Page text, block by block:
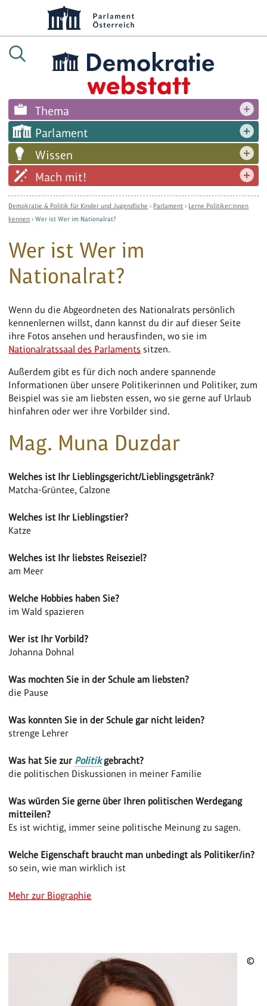
Thema
Parlament
Wissen
Mach mit!
Demokratie & Politik für Kinder und Jugendliche › Parlament › Lerne Politiker:innen
kennen ›Wer ist Wer im Nationalrat?
Wer ist Wer im
Nationalrat?
Wenn du die Abgeordneten des Nationalrats persönlich
kennenlernen willst, dann kannst du dir auf dieser Seite
ihre Fotos ansehen und herausfinden, wo sie im
Nationalratssaal des Parlaments sitzen.
Außerdem gibt es für dich noch andere spannende
Informationen über unsere Politikerinnen und Politiker, zum
Beispiel was sie am liebsten essen, wo sie gerne auf Urlaub
hinfahren oder wer ihre Vorbilder sind.
Mag. Muna Duzdar
Welches ist Ihr Lieblingsgericht/Lieblingsgetränk?
Matcha-Grüntee, Calzone
Welches ist Ihr Lieblingstier?
Katze
Welches ist Ihr liebstes Reiseziel?
am Meer
Welche Hobbies haben Sie?
im Wald spazieren
Wer ist Ihr Vorbild?
Johanna Dohnal
Was mochten Sie in der Schule am liebsten?
die Pause
Was konnten Sie in der Schule gar nicht leiden?
strenge Lehrer
Was hat Sie zur Politikgebracht?
die politischen Diskussionen in meiner Familie
Was würden Sie gerne über Ihren politischen Werdegang
mitteilen?
Es ist wichtig, immer seine politische Meinung zu sagen.
Welche Eigenschaft braucht man unbedingt als Politiker/in?
so sein, wie man wirklich ist
Mehr zur Biographie
©